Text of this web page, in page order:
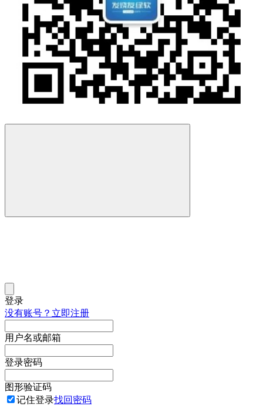
登录
没有账号？立即注册
用户名或邮箱
登录密码
图形验证码
记住登录找回密码